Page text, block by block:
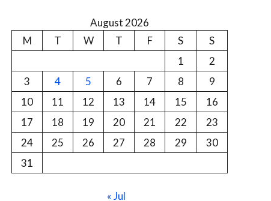
August 2026
M
T W T F S
S
1
2
3
4 5 6 7 8
9
10
11 12 13 14 15
16
17
18 19 20 21 22
23
24
25 26 27 28 29
30
31
« Jul